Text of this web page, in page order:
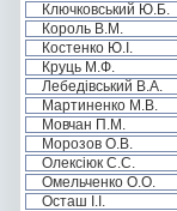
Ключковський Ю.Б.
Король В.М.
Костенко Ю.І.
Круць М.Ф.
Лебедівський В.А.
Мартиненко М.В.
Мовчан П.М.
Морозов О.В.
Олексіюк С.С.
Омельченко О.О.
Осташ І.І.